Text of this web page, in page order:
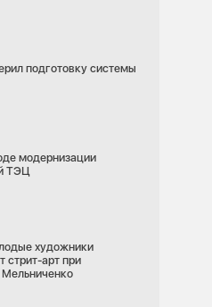
подготовку системы
модернизации
ТЭЦ
художники
стрит-арт при